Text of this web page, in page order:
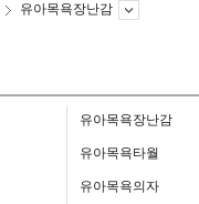
유아목욕장난감
유아목욕장난감
유아목욕타월
유아목욕의자